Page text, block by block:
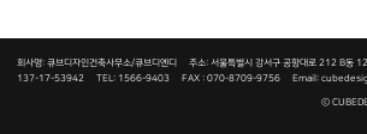
회사명: 큐브디자인건축사무소/큐브디엔디 주소: 서울특별시 강서구 공항대로 212 B
137-17-53942 TEL: 1566-9403 FAX : 070-8709-9756 Email:
ⓒ